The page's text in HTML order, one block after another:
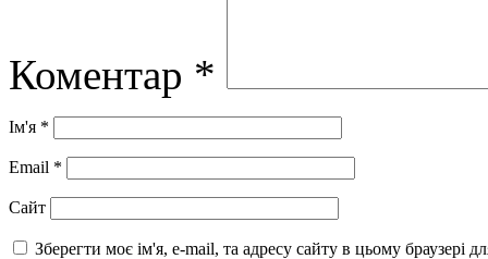
Коментар *
Ім'я *
Email *
Сайт
Зберегти моє ім'я, e-mail, та адресу сайту в цьому браузері